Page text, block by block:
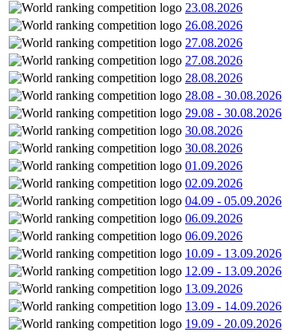
23.08.2026
26.08.2026
27.08.2026
27.08.2026
28.08.2026
28.08 - 30.08.2026
29.08 - 30.08.2026
30.08.2026
30.08.2026
01.09.2026
02.09.2026
04.09 - 05.09.2026
06.09.2026
06.09.2026
10.09 - 13.09.2026
12.09 - 13.09.2026
13.09.2026
13.09 - 14.09.2026
19.09 - 20.09.2026